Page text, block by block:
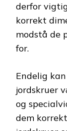
derfor
korrekt
modstå de
for.
Endelig
jordskruer
og
dem